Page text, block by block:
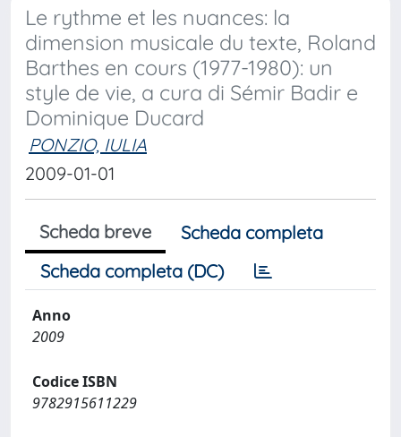
Le rythme et les nuances: la
dimension musicale du texte, Roland
Barthes en cours (1977-1980): un
style de vie, a cura di Sémir Badir e
Dominique Ducard
PONZIO, IULIA
2009-01-01
Scheda breve
Scheda completa
Scheda completa (DC)
Anno
2009
Codice ISBN
9782915611229